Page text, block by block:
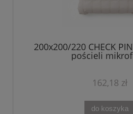
200x200/220 CHECK
pościeli
162,18 zł
do koszyka